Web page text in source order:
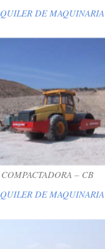
DE MAQUINARIA
COMPACTADORA – CB
DE MAQUINARIA
COMPACTADORA – CB
DE MAQUINARIA